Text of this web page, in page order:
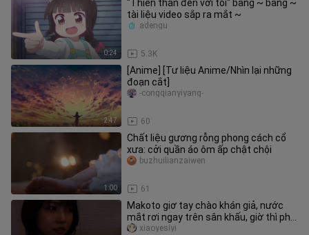
0:24
"Thiên thần đến với tôi" bang ~ bang ~
tài liệu video sắp ra mắt ~
5.3K
adengu
2:47
[Anime] [Tư liệu Anime/Nhìn lại những
đoạn cắt]
60
-congqianyiyang-
1:00
Chất liệu gương rỗng phong cách cổ
xưa: cởi quần áo ôm ấp chật chội
61
buzhuilianzaiwen
Makoto giơ tay chào khán giả, nước
mắt rơi ngay trên sân khấu, giờ thì phải
đi ôn bài rồi
xiaoyesiyi